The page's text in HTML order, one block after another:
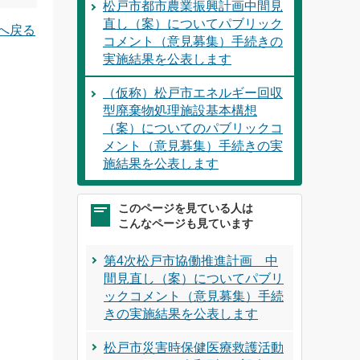
戻る
松戸市都市農業振興計画中間見
直し（案）についてパブリック
コメント（意見募集）手続きの
実施結果を公表します
（仮称）松戸市エネルギー回収
型廃棄物処理施設基本構想
（案）についてのパブリックコ
メント（意見募集）手続きの実
施結果を公表します
このページを見ている人は
こんなページも見ています
第4次松戸市協働推進計画 中
間見直し（案）についてパブリ
ックコメント（意見募集）手続
きの実施結果を公表します
松戸市災害時保健医療救護活動